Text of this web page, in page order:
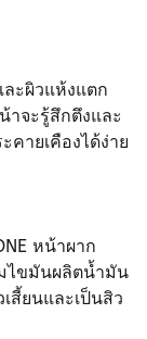
ะผิวแห้งแตก
าจะรู้สึกตึงและ
ายเคืองได้ง่าย
หน้าผาก
ไขมันผลิตน้ำมัน
สี้ยนและเป็นสิว